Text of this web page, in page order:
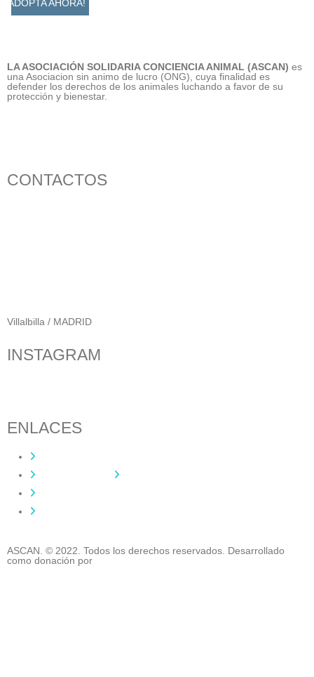
ADOPTA AHORA!
LA ASOCIACIÓN SOLIDARIA CONCIENCIA ANIMAL (ASCAN) es
una Asociacion sin animo de lucro (ONG), cuya finalidad es
defender los derechos de los animales luchando a favor de su
protección y bienestar.
CONTACTOS
Villalbilla / MADRID
INSTAGRAM
ENLACES
ASCAN. © 2022. Todos los derechos reservados. Desarrollado
como donación por